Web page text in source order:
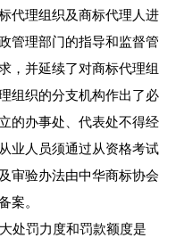
代理组织及商标代理人进
管理部门的指导和监督管
，并延续了对商标代理组
组织的分支机构作出了必
的办事处、代表处不得经
业人员须通过从资格考试
审验办法由中华商标协会
案。
处罚力度和罚款额度是